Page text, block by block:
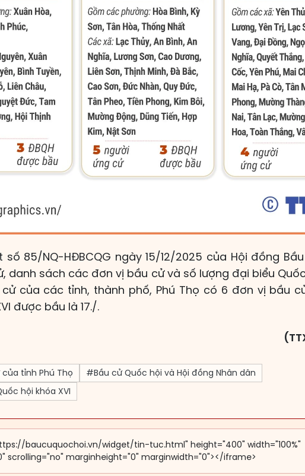
số 85/NQ-HĐBCQG ngày 15/12/2025 của Hội đồng
danh sách các đơn vị bầu cử và số lượng đại biểu
của các tỉnh, thành phố, Phú Thọ có 6 đơn vị bầu
được bầu là 17./.
tỉnh Phú Thọ
#Bầu cử Quốc hội và Hội đồng Nhân dân
hội khóa XVI